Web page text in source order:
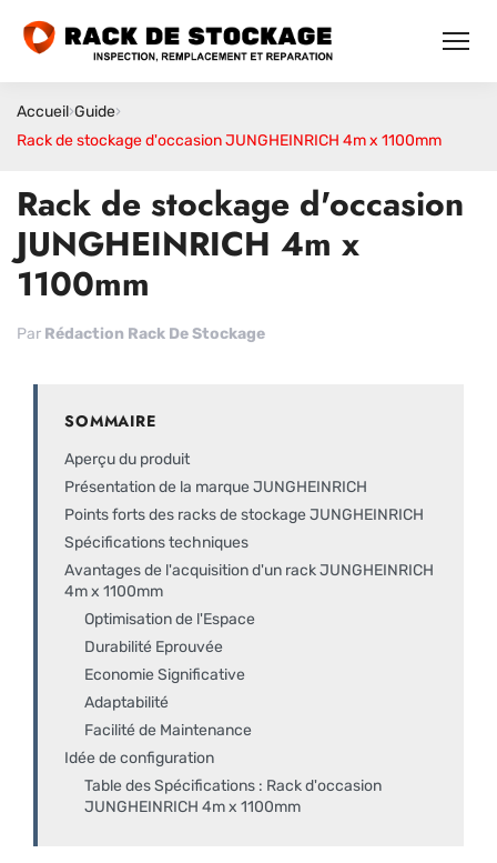
Accueil›Guide›
Rack de stockage d'occasion JUNGHEINRICH 4m x 1100mm
Rack de stockage d'occasion
JUNGHEINRICH 4m x
1100mm
Par Rédaction Rack De Stockage
SOMMAIRE
Aperçu du produit
Présentation de la marque JUNGHEINRICH
Points forts des racks de stockage JUNGHEINRICH
Spécifications techniques
Avantages de l'acquisition d'un rack JUNGHEINRICH
4m x 1100mm
Optimisation de l'Espace
Durabilité Eprouvée
Economie Significative
Adaptabilité
Facilité de Maintenance
Idée de configuration
Table des Spécifications : Rack d'occasion
JUNGHEINRICH 4m x 1100mm